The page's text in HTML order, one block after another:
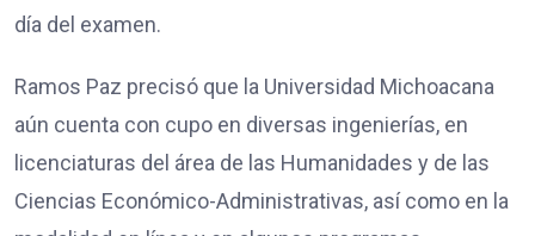
día del examen.
Ramos Paz precisó que la Universidad Michoacana
aún cuenta con cupo en diversas ingenierías, en
licenciaturas del área de las Humanidades y de las
Ciencias Económico-Administrativas, así como en la